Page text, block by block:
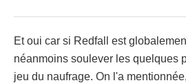
Et oui car si Redfall est
néanmoins soulever les quelques
jeu du naufrage. On l'a